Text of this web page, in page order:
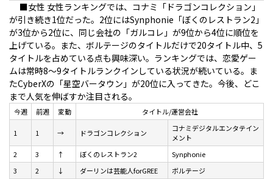
■女性 女性ランキングでは、コナミ「ドラゴンコレクション」
が引き続き1位だった。2位にはSynphonie「ぼくのレストラン2」
が3位から2位に、同じ会社の「ガルコレ」が9位から4位に順位を
上げている。また、ボルテージのタイトルだけで20タイトル中、5
タイトルを占めている点も興味深い。ランキングでは、恋愛ゲー
ムは常時8～9タイトルランクインしている状況が続いている。ま
たCyberXの「星空バータウン」が20位に入ってきた。今後、どこ
まで人気を伸ばすか注目される。
今週 前週 変動 タイトル/運営会社
1 1 → ドラゴンコレクション
コナミデジタルエンタテイン
メント
2
3 ↑ ぼくのレストラン2
Synphonie
3
2 ↓ ダーリンは芸能人forGREE
ボルテージ